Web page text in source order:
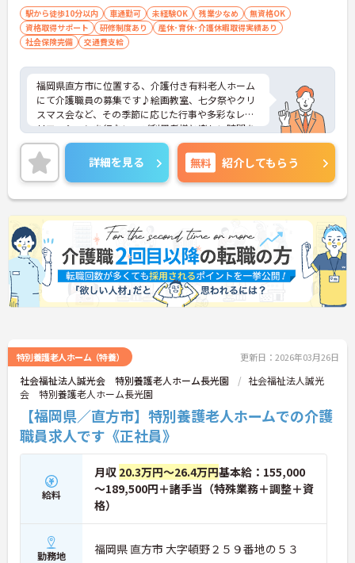
駅から徒歩10分以内 車通勤可 未経験OK 残業少なめ
無資格OK
資格取得サポート
研修制度あり
産休･育休･介護休暇取得実績あり
社会保険完備
交通費支給
福岡県直方市に位置する、介護付き有料老人ホーム
にて介護職員の募集です♪絵画教室、七夕祭やクリ
スマス会など、その季節に応じた行事や多彩なレク
リエーションを行ない、ご利用者様と楽しい時間を
過ごしています。週1日～のご勤務が可能で、就業時
間も相談できるため、プライベートを重視慕い方に
もおすすめです。フォロー・教育体制もしっかりと
あり、介護系の資格や経験がない方もチャレンジい
ただけます。ご興味のある方には、面接対策ポイン
トなど、さらに詳細をお話しいたしますのでお気軽
にご相談ください！
詳細を見る 無料 紹介してもらう
特別養護老人ホーム（特養） 更新日：2026年03月26日
社会福祉法人誠光会 特別養護老人ホーム長光園
社会福祉法人誠光
会 特別養護老人ホーム長光園
【福岡県／直方市】特別養護老人ホームでの介護
職員求人です《正社員》
給料
月収 20.3万円～26.4万円基本給：155,000
～189,500円＋諸手当（特殊業務＋調整＋資
格）
勤務地 福岡県 直方市 大字頓野２５９番地の５３